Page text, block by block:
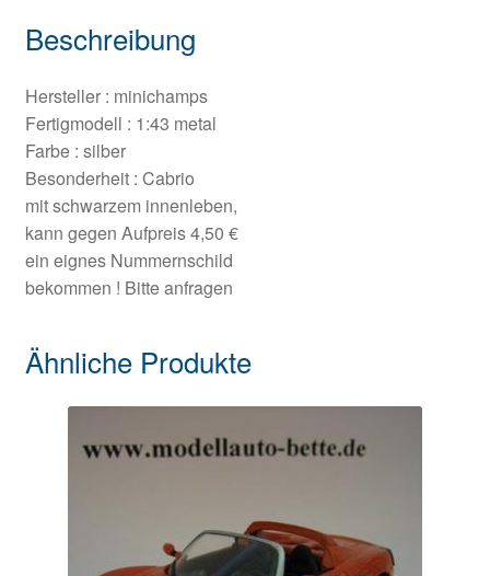
Beschreibung
Hersteller : minichamps
Fertigmodell : 1:43 metal
Farbe : silber
Besonderheit : Cabrio
mit schwarzem innenleben,
kann gegen Aufpreis 4,50 €
ein eignes Nummernschild
bekommen ! Bitte anfragen
Ähnliche Produkte